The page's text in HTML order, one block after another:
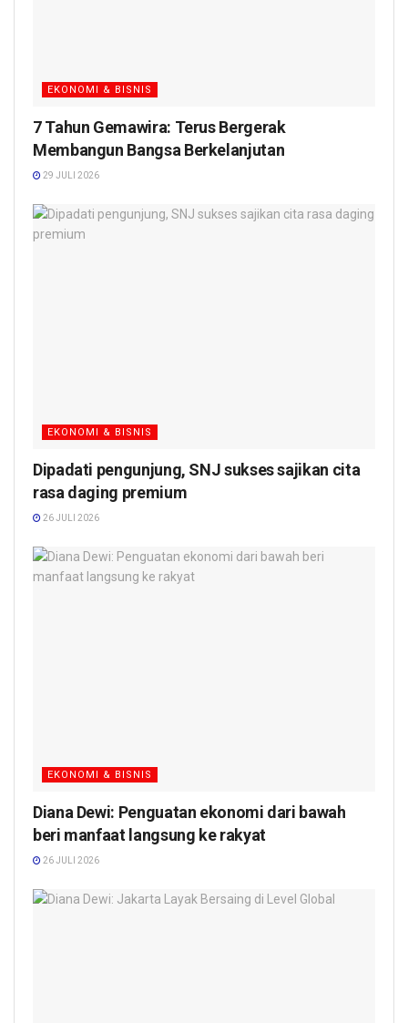
EKONOMI & BISNIS
7 Tahun Gemawira: Terus Bergerak
Membangun Bangsa Berkelanjutan
29 JULI 2026
EKONOMI & BISNIS
Dipadati pengunjung, SNJ sukses sajikan cita
rasa daging premium
26 JULI 2026
EKONOMI & BISNIS
Diana Dewi: Penguatan ekonomi dari bawah
beri manfaat langsung ke rakyat
26 JULI 2026